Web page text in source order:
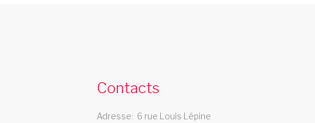
cabaret valenciennes
Contacts
Adresse 6 rue Louis Lépine